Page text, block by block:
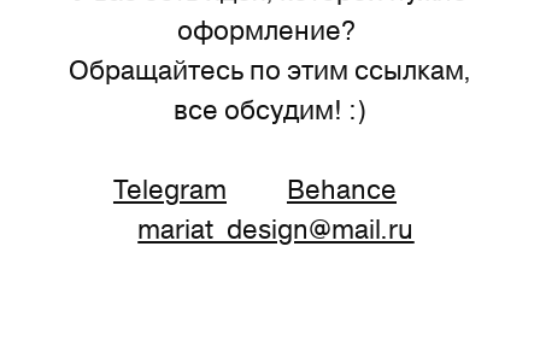
оформление?
Обращайтесь по этим ссылкам,
все обсудим! :)
Telegram
Behance
mariat_design@mail.ru